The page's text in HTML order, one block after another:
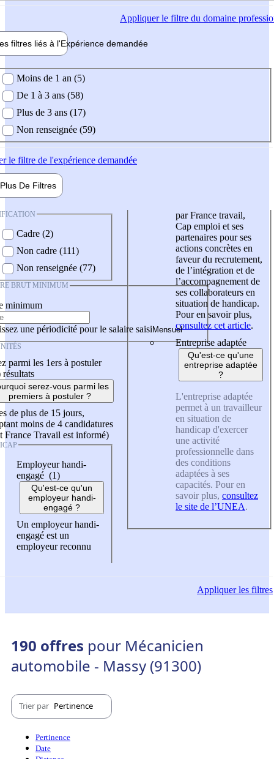
Appliquerle filtre du domaine
filtres liés à l'Expérience demandée
demandée
Moins de 1 an (5)
De 1 à 3 ans (58)
Plus de 3 ans (17)
Non renseignée (59)
le filtre de l'expérience demandée
Plus De Filtres
Cadre (2)
Non cadre (111)
Non renseignée (77)
BRUT MINIMUM
minimum
une périodicité pour le salaire saisi
parmi les 1ers à postuler
résultats
serez-vous parmi les
premiers à postuler ?
de plus de 15 jours,
moins de 4 candidatures
France Travail est informé)
Employeur handi-
engagé (1)
Qu'est-ce qu'un
employeur handi-
engagé ?
Un employeur handi-
engagé est un
employeur reconnu
par France travail,
Cap emploi et ses
partenaires pour ses
actions concrètes en
faveur du recrutement,
de l’intégration et de
l’accompagnement de
ses collaborateurs en
situation de handicap.
Pour en savoir plus,
consultez cet article.
Entreprise adaptée
Qu'est-ce qu'une
entreprise adaptée
?
L'entreprise adaptée
permet à un travailleur
en situation de
handicap d'exercer
une activité
professionnelle dans
des conditions
adaptées à ses
capacités. Pour en
savoir plus, consultez
le site de l’UNEA.
Appliquerles filtres
190 offres pour Mécanicien
automobile - Massy (91300)
Trier par Pertinence
Pertinence
Date